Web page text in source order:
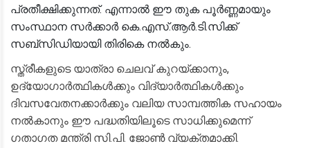
പ്രതീക്ഷിക്കുന്നത്. എന്നാൽ ഈ തുക പൂർണ്ണമായും
സംസ്ഥാന സർക്കാർ കെ.എസ്.ആർ.ടി.സിക്ക്
സബ്‌സിഡിയായി തിരികെ നൽകും.
​സ്ത്രീകളുടെ യാത്രാ ചെലവ് കുറയ്ക്കാനും,
ഉദ്യോഗാർത്ഥികൾക്കും വിദ്യാർത്ഥികൾക്കും
ദിവസവേതനക്കാർക്കും വലിയ സാമ്പത്തിക സഹായം
നൽകാനും ഈ പദ്ധതിയിലൂടെ സാധിക്കുമെന്ന്
ഗതാഗത മന്ത്രി സി.പി. ജോൺ വ്യക്തമാക്കി.